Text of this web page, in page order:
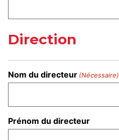
Direction
Nom du directeur (Nécessaire)
Prénom du directeur